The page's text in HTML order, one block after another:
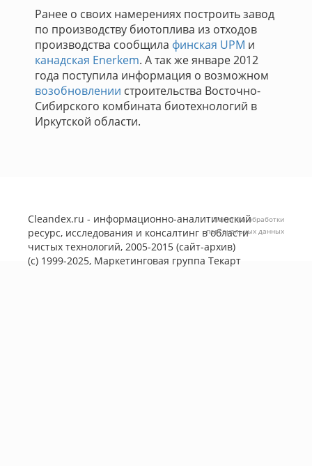
Ранее о своих намерениях построить завод
по производству биотоплива из отходов
производства сообщила финская UPM и
канадская Enerkem. А так же январе 2012
года поступила информация о возможном
возобновлении строительства Восточно-
Сибирского комбината биотехнологий в
Иркутской области.
Cleandex.ru - информационно-аналитический
ресурс, исследования и консалтинг в области
чистых технологий, 2005-2015 (сайт-архив)
(с) 1999-2025, Маркетинговая группа Текарт
Политика обработки
персональных данных